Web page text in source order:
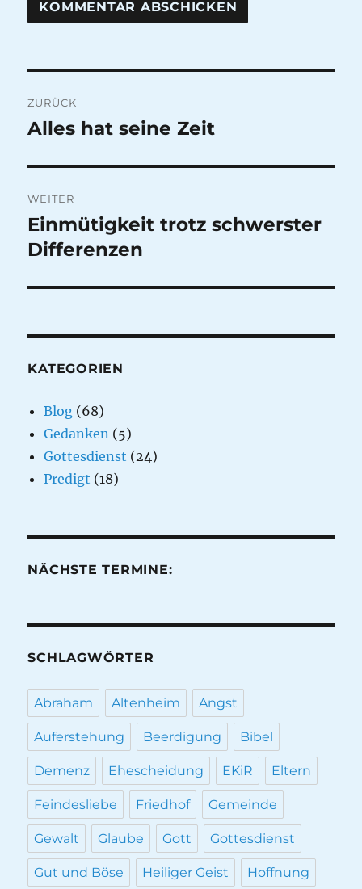
ZURÜCK
Vorheriger
Alles hat seine Zeit
WEITER
Nächster
Beitrag:
Einmütigkeit trotz schwerster
Differenzen
KATEGORIEN
Blog (68)
Gedanken (5)
Gottesdienst (24)
Predigt (18)
NÄCHSTE TERMINE:
SCHLAGWÖRTER
Abraham Altenheim Angst
Auferstehung Beerdigung Bibel
Demenz Ehescheidung EKiR Eltern
Feindesliebe Friedhof Gemeinde
Gewalt Glaube Gott Gottesdienst
Gut und Böse Heiliger Geist Hoffnung